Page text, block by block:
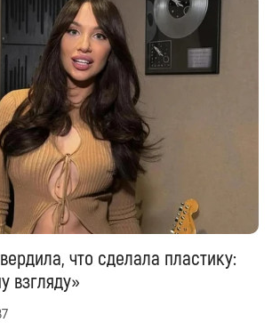
что сделала пластику:
взгляду»